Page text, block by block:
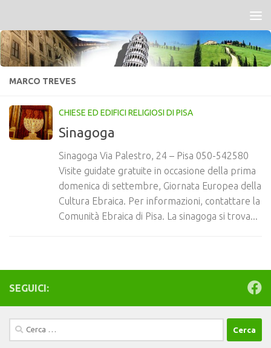
MARCO TREVES
CHIESE ED EDIFICI RELIGIOSI DI PISA
Sinagoga
Sinagoga Via Palestro, 24 – Pisa 050-542580
Visite guidate gratuite in occasione della prima
domenica di settembre, Giornata Europea della
Cultura Ebraica. Per informazioni, contattare la
Comunità Ebraica di Pisa. La sinagoga si trova...
SEGUICI:
Ricerca
per: